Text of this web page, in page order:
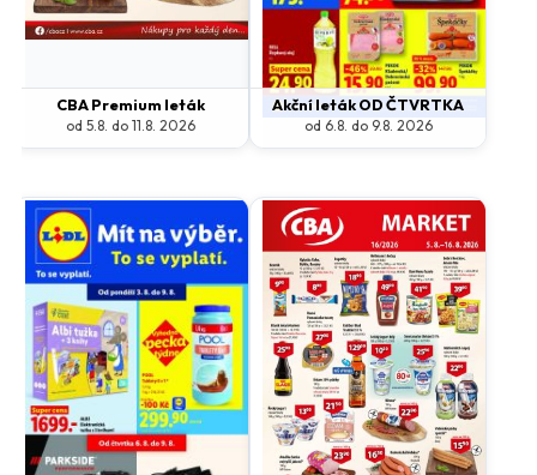
CBA Premium leták
od 5.8. do 11.8. 2026
Akční leták OD ČTVRTKA
od 6.8. do 9.8. 2026
Oblečení
Obuv
Pro děti, hračky
Lékárny
Auto moto
Ostatní supermarkety
Přihlásit k odběru